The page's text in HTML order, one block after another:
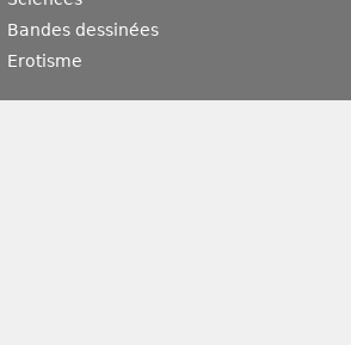
Bandes dessinées
Erotisme